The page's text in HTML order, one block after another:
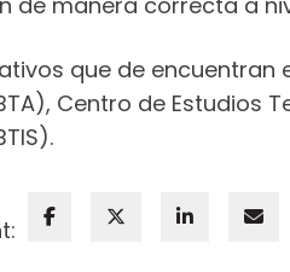
que de encuentran
Centro de Estudios